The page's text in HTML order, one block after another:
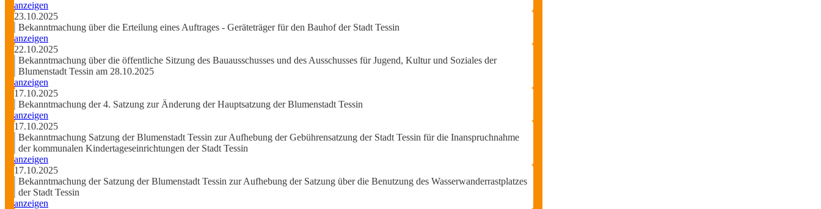
anzeigen
23.10.2025
Bekanntmachung über die Erteilung eines Auftrages - Geräteträger für den Bauhof der Stadt Tessin
anzeigen
22.10.2025
Bekanntmachung über die öffentliche Sitzung des Bauausschusses und des Ausschusses für Jugend, Kultur und Soziales der
Blumenstadt Tessin am 28.10.2025
anzeigen
17.10.2025
Bekanntmachung der 4. Satzung zur Änderung der Hauptsatzung der Blumenstadt Tessin
anzeigen
17.10.2025
Bekanntmachung Satzung der Blumenstadt Tessin zur Aufhebung der Gebührensatzung der Stadt Tessin für die Inanspruchnahme
der kommunalen Kindertageseinrichtungen der Stadt Tessin
anzeigen
17.10.2025
Bekanntmachung der Satzung der Blumenstadt Tessin zur Aufhebung der Satzung über die Benutzung des Wasserwanderrastplatzes
der Stadt Tessin
anzeigen